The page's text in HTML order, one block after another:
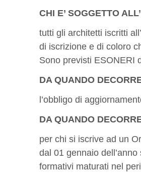
CHI E’ SOGGETTO
tutti gli architetti iscritti
di iscrizione e di coloro
Sono previsti ESONERI
DA QUANDO
l’obbligo di
DA QUANDO
per chi si iscrive ad un
dal 01 gennaio
formativi maturati nel